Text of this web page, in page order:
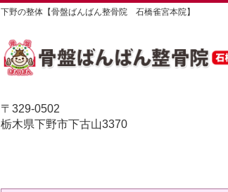
下野の整体【骨盤ばんばん整骨院 石橋雀宮本院】
〒329-0502
栃木県下野市下古山3370